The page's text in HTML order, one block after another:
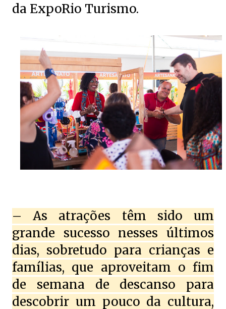
da ExpoRio Turismo.
– As atrações têm sido um
grande sucesso nesses últimos
dias, sobretudo para crianças e
famílias, que aproveitam o fim
de semana de descanso para
descobrir um pouco da cultura,